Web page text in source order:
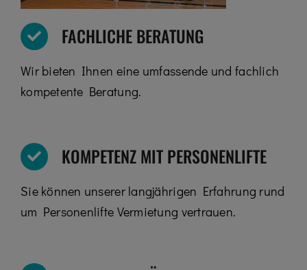
FACHLICHE BERATUNG
Wir bieten Ihnen eine umfassende und fachlich
kompetente Beratung.
KOMPETENZ MIT PERSONENLIFTE
Sie können unserer langjährigen Erfahrung rund
um Personenlifte Vermietung vertrauen.